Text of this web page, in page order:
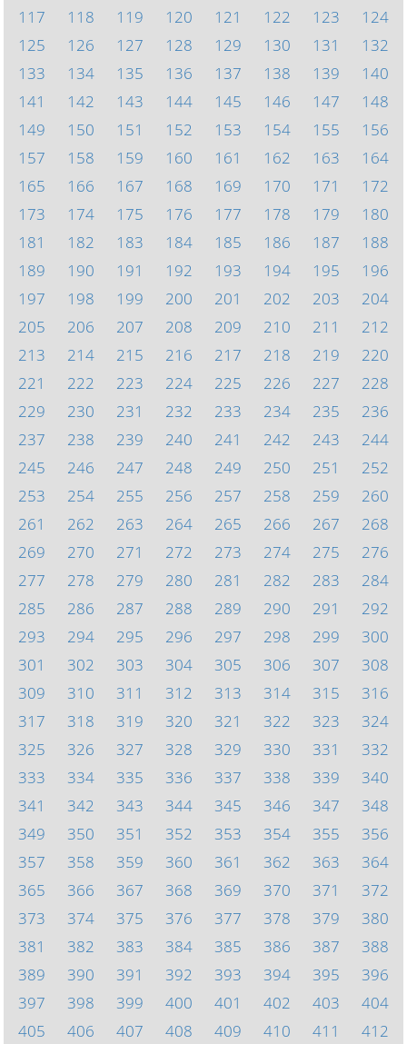
117
118 119 120 121 122 123
124
125
126 127 128 129 130 131
132
133
134 135 136 137 138 139
140
141
142 143 144 145 146 147
148
149
150 151 152 153 154 155
156
157
158 159 160 161 162 163
164
165
166 167 168 169 170 171
172
173
174 175 176 177 178 179
180
181
182 183 184 185 186 187
188
189
190 191 192 193 194 195
196
197
198 199 200 201 202 203
204
205
206 207 208 209 210 211
212
213
214 215 216 217 218 219
220
221
222 223 224 225 226 227
228
229
230 231 232 233 234 235
236
237
238 239 240 241 242 243
244
245
246 247 248 249 250 251
252
253
254 255 256 257 258 259
260
261
262 263 264 265 266 267
268
269
270 271 272 273 274 275
276
277
278 279 280 281 282 283
284
285
286 287 288 289 290 291
292
293
294 295 296 297 298 299
300
301
302 303 304 305 306 307
308
309
310 311 312 313 314 315
316
317
318 319 320 321 322 323
324
325
326 327 328 329 330 331
332
333
334 335 336 337 338 339
340
341
342 343 344 345 346 347
348
349
350 351 352 353 354 355
356
357
358 359 360 361 362 363
364
365
366 367 368 369 370 371
372
373
374 375 376 377 378 379
380
381
382 383 384 385 386 387
388
389
390 391 392 393 394 395
396
397
398 399 400 401 402 403
404
405
406 407 408 409 410 411 412